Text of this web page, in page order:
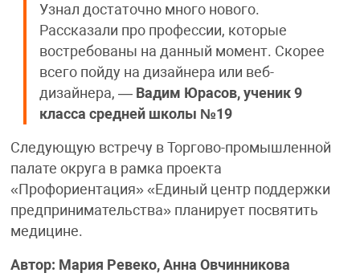
Узнал достаточно много нового.
Рассказали про профессии, которые
востребованы на данный момент. Скорее
всего пойду на дизайнера или веб-
дизайнера, — Вадим Юрасов, ученик 9
класса средней школы №19
Следующую встречу в Торгово-промышленной
палате округа в рамка проекта
«Профориентация» «Единый центр поддержки
предпринимательства» планирует посвятить
медицине.
Автор: Мария Ревеко, Анна Овчинникова